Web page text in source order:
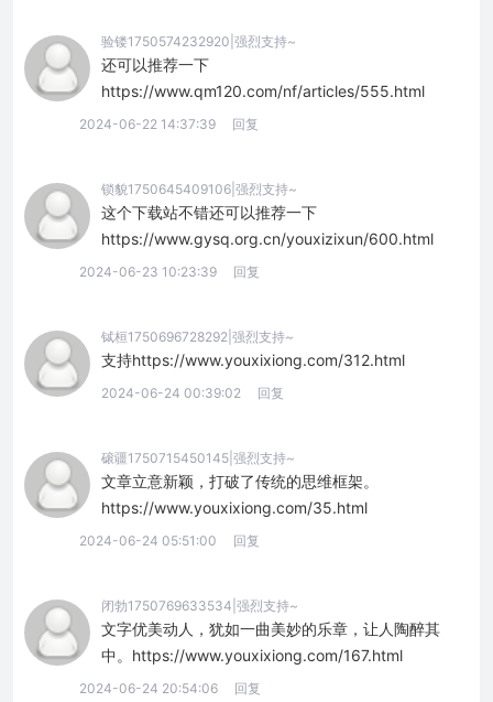
验镂1750574232920|强烈支持~
还可以推荐一下
https://www.qm120.com/nf/articles/555.html
2024-06-22 14:37:39 回复
锁貌1750645409106|强烈支持~
这个下载站不错还可以推荐一下
https://www.gysq.org.cn/youxizixun/600.html
2024-06-23 10:23:39 回复
铽桓1750696728292|强烈支持~
支持https://www.youxixiong.com/312.html
2024-06-24 00:39:02 回复
磙疆1750715450145|强烈支持~
文章立意新颖，打破了传统的思维框架。
https://www.youxixiong.com/35.html
2024-06-24 05:51:00 回复
闭勃1750769633534|强烈支持~
文字优美动人，犹如一曲美妙的乐章，让人陶醉其
中。https://www.youxixiong.com/167.html
2024-06-24 20:54:06 回复